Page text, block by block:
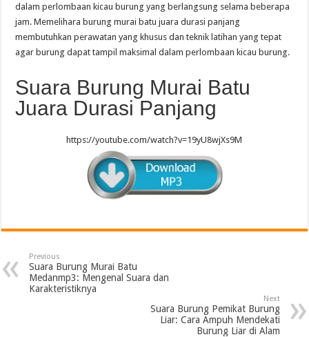
dalam perlombaan kicau burung yang berlangsung selama beberapa
jam. Memelihara burung murai batu juara durasi panjang
membutuhkan perawatan yang khusus dan teknik latihan yang tepat
agar burung dapat tampil maksimal dalam perlombaan kicau burung.
Suara Burung Murai Batu
Juara Durasi Panjang
https://youtube.com/watch?v=19yU8wjXs9M
Previous
Suara Burung Murai Batu
Medanmp3: Mengenal Suara dan
Karakteristiknya
Next
Suara Burung Pemikat Burung
Liar: Cara Ampuh Mendekati
Burung Liar di Alam